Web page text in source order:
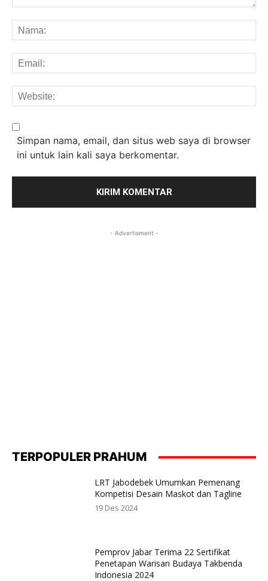
Simpan nama, email, dan situs web saya di browser
ini untuk lain kali saya berkomentar.
- Advertisment -
TERPOPULER PRAHUM
LRT Jabodebek Umumkan Pemenang
Kompetisi Desain Maskot dan Tagline
19 Des 2024
Pemprov Jabar Terima 22 Sertifikat
Penetapan Warisan Budaya Takbenda
Indonesia 2024